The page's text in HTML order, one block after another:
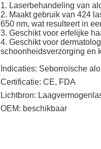
1. Laserbehandeling van
2. Maakt gebruik van 424
650 nm, wat resulteert in
3. Geschikt voor erfelijke
4. Geschikt voor
schoonheidsverzorging en
Indicaties: Seborroïsche
Certificatie: CE, FDA
Lichtbron:
OEM: beschikbaar